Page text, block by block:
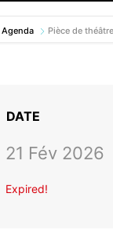
Agenda Pièce de
DATE
21 Fév 2026
Expired!